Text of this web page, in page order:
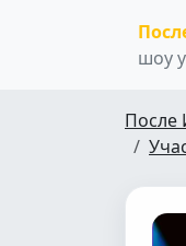
шоу
После